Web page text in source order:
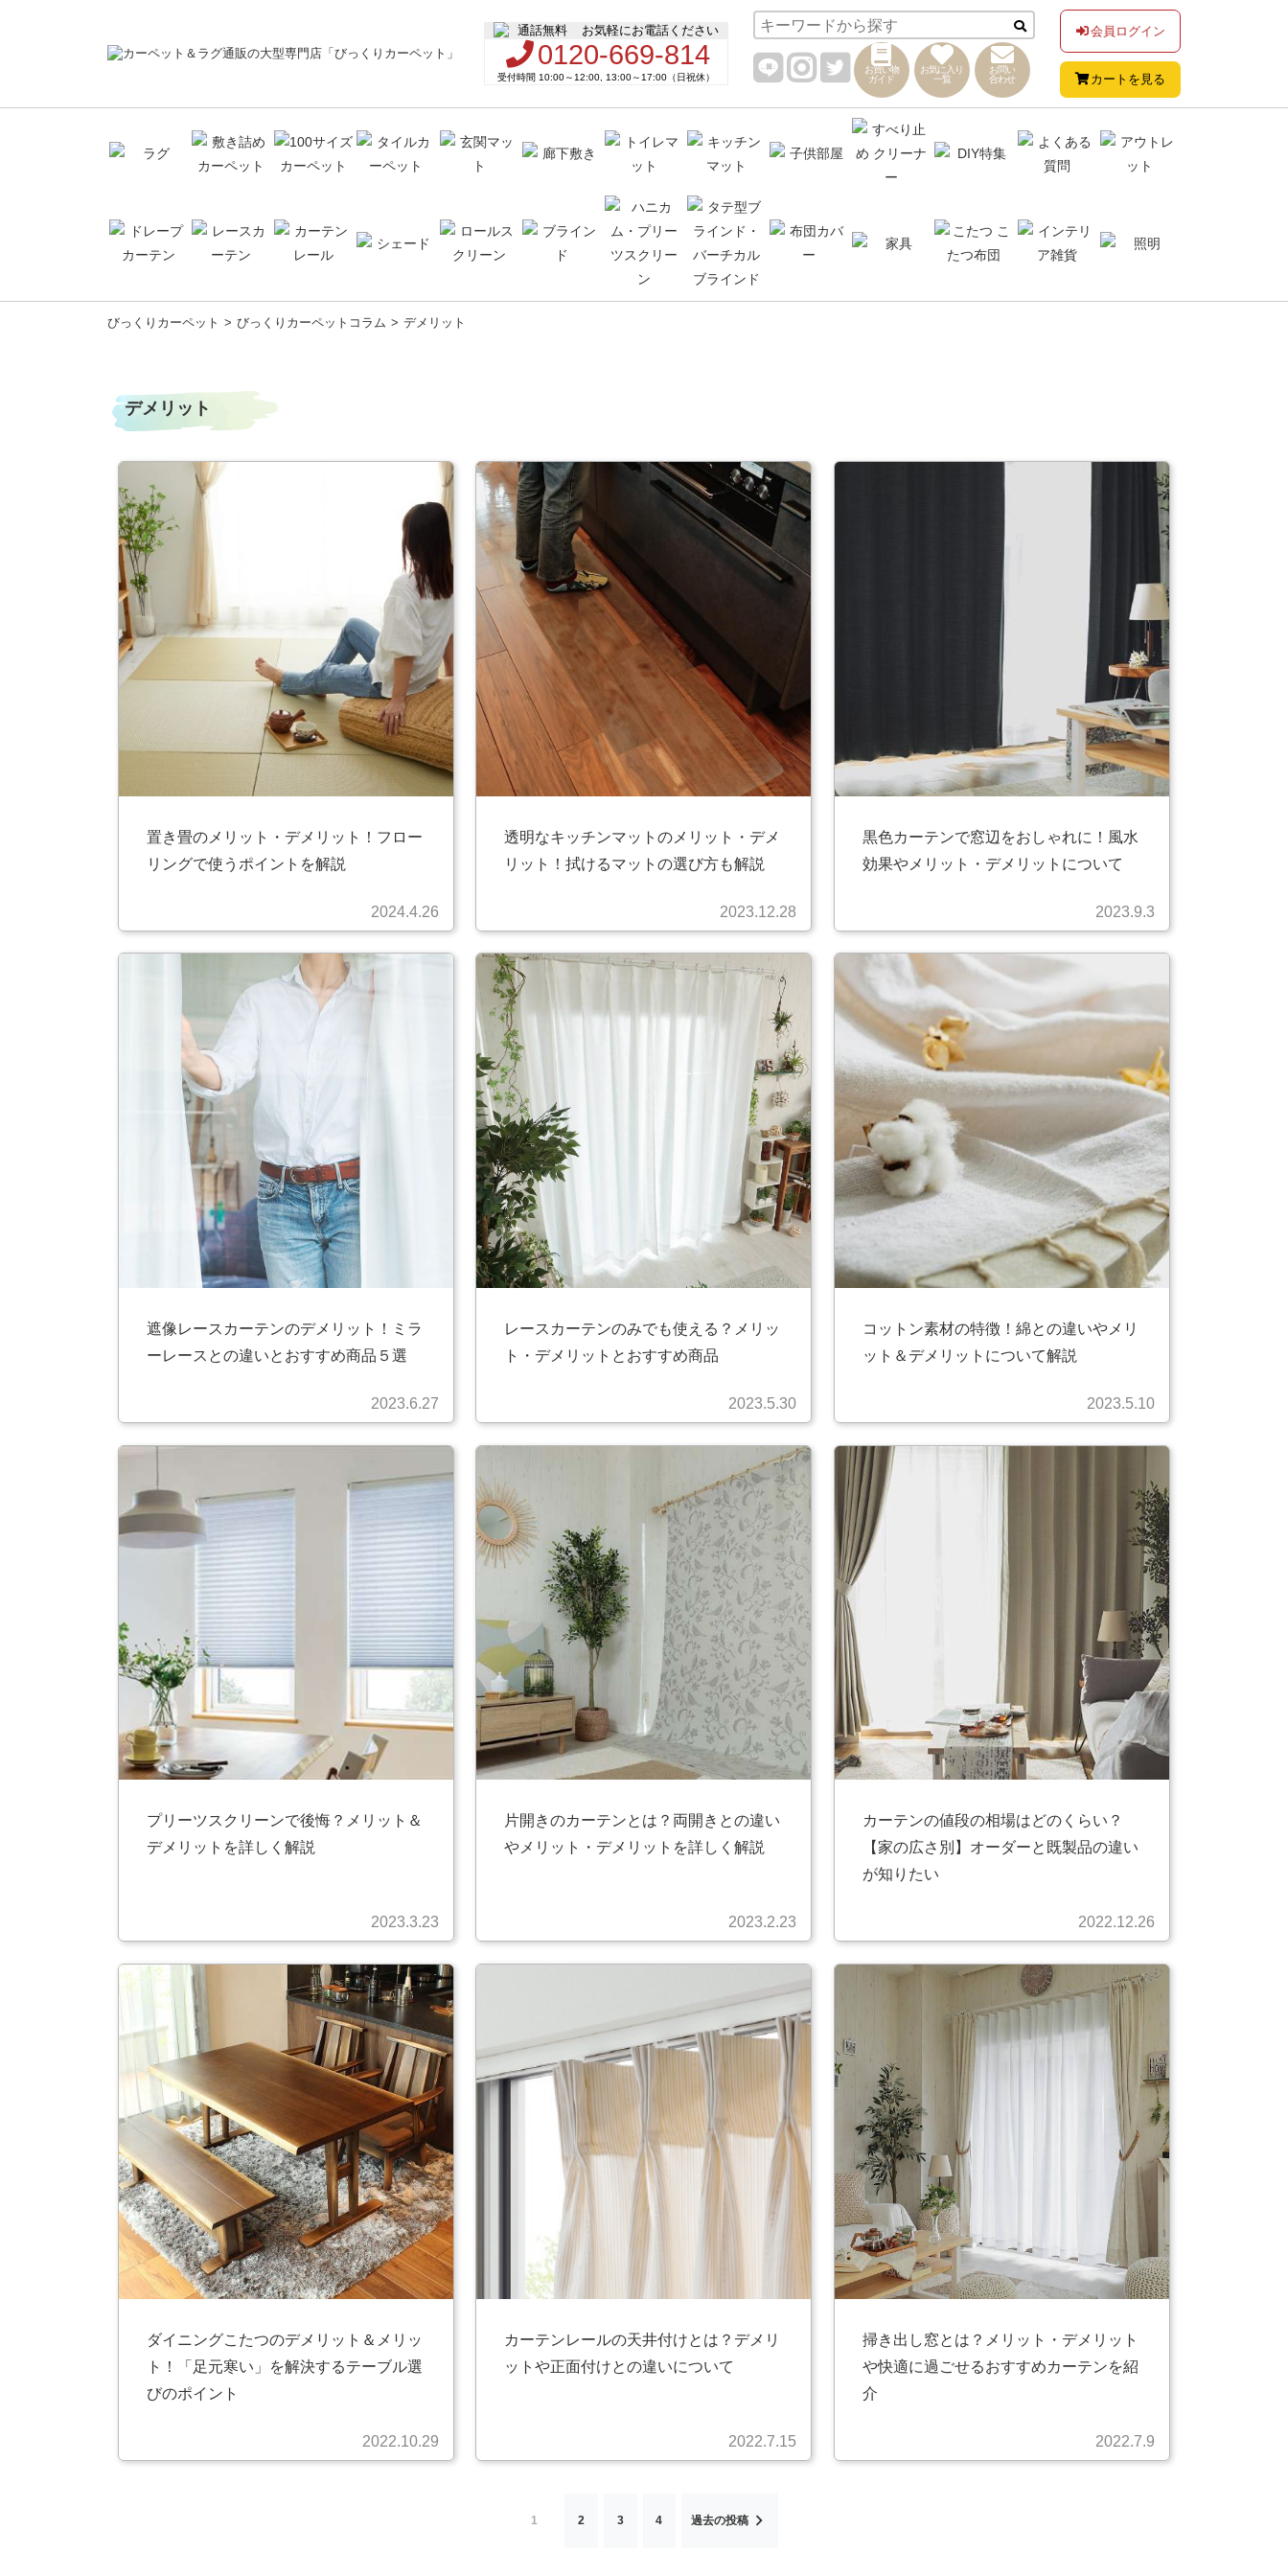
お気軽にお電話ください
0120-669-814
受付時間 10:00～12:00, 13:00～17:00（日祝休）
お買い物
ガイド
お気に入り
一覧
お問い
合わせ
会員ログイン
カートを見る
びっくりカーペット びっくりカーペットコラム デメリット
デメリット
置き畳のメリット・デメリット！フロー
リングで使うポイントを解説
2024.4.26
透明なキッチンマットのメリット・デメ
リット！拭けるマットの選び方も解説
2023.12.28
黒色カーテンで窓辺をおしゃれに！風水
効果やメリット・デメリットについて
2023.9.3
遮像レースカーテンのデメリット！ミラ
ーレースとの違いとおすすめ商品５選
2023.6.27
レースカーテンのみでも使える？メリッ
ト・デメリットとおすすめ商品
2023.5.30
コットン素材の特徴！綿との違いやメリ
ット＆デメリットについて解説
2023.5.10
プリーツスクリーンで後悔？メリット＆
デメリットを詳しく解説
2023.3.23
片開きのカーテンとは？両開きとの違い
やメリット・デメリットを詳しく解説
2023.2.23
カーテンの値段の相場はどのくらい？
【家の広さ別】オーダーと既製品の違い
が知りたい
2022.12.26
ダイニングこたつのデメリット＆メリッ
ト！「足元寒い」を解決するテーブル選
びのポイント
2022.10.29
カーテンレールの天井付けとは？デメリ
ットや正面付けとの違いについて
2022.7.15
掃き出し窓とは？メリット・デメリット
や快適に過ごせるおすすめカーテンを紹
介
2022.7.9
1 2 3 4 過去の投稿